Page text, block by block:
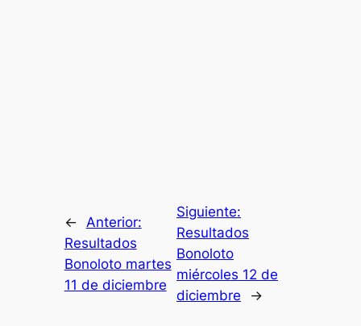
←
Anterior:
Resultados
Bonoloto martes
11 de diciembre
Siguiente:
Resultados
Bonoloto
miércoles 12 de
diciembre
→